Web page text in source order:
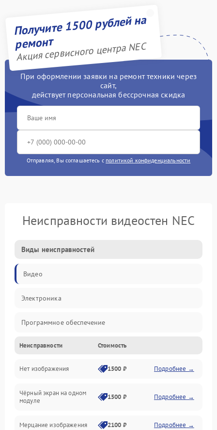
Получите 1500 рублей на
ремонт
Акция сервисного центра NEC
При оформлении заявки на ремонт техники через
сайт,
действует персональная бессрочная скидка
Отправляя, Вы соглашаетесь с политикой конфиденциальности
Неисправности видеостен NEC
Виды неисправностей
Видео
Электроника
Программное обеспечение
Калибровка
Электропитание
Аппаратная
Механические повреждения
Неисправности Стоимость
Нет изображения 1500 ₽ Подробнее →
Чёрный экран на одном
модуле
1500 ₽ Подробнее →
Мерцание изображения 2100 ₽ Подробнее →